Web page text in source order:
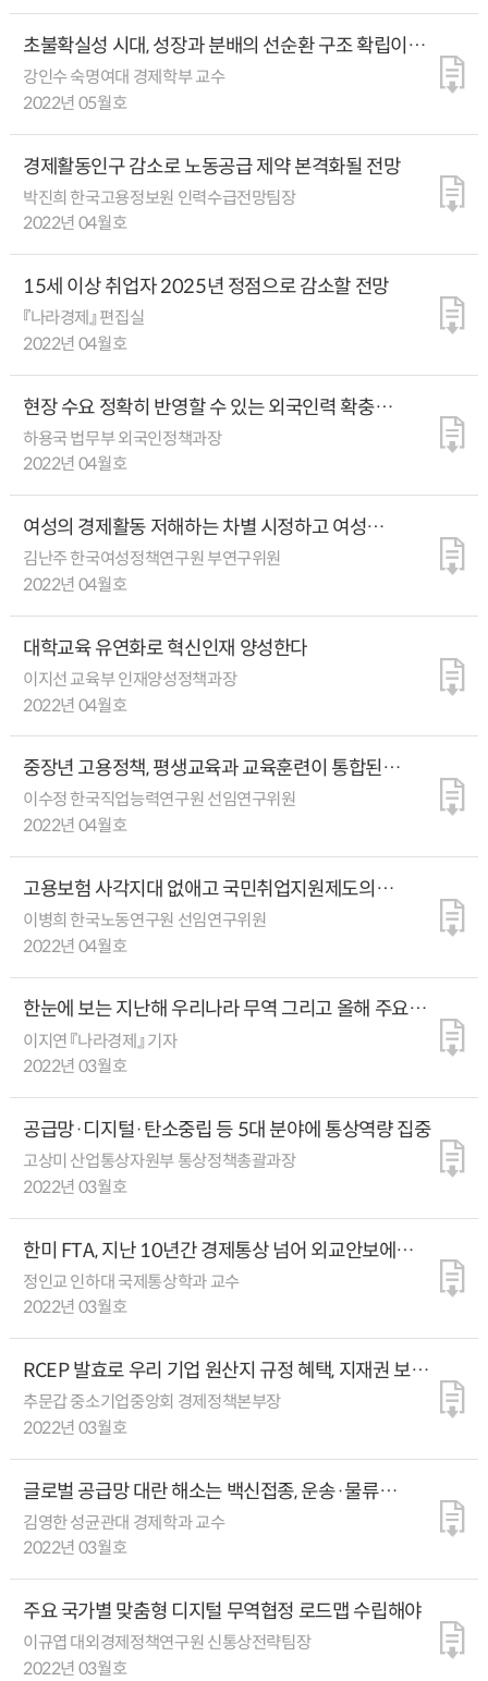
초불확실성 시대, 성장과 분배의 선순환 구조 확립이
필수다
강인수 숙명여대 경제학부 교수
2022년 05월호
경제활동인구 감소로 노동공급 제약 본격화될 전망
박진희 한국고용정보원 인력수급전망팀장
2022년 04월호
15세 이상 취업자 2025년 정점으로 감소할 전망
『나라경제』 편집실
2022년 04월호
현장 수요 정확히 반영할 수 있는 외국인력 확충
체제로의 전환 필요
하용국 법무부 외국인정책과장
2022년 04월호
여성의 경제활동 저해하는 차별 시정하고 여성
경력단절 예방책 효과적으로 추진해야
김난주 한국여성정책연구원 부연구위원
2022년 04월호
대학교육 유연화로 혁신인재 양성한다
이지선 교육부 인재양성정책과장
2022년 04월호
중장년 고용정책, 평생교육과 교육훈련이 통합된
평생직업교육훈련에 주력해야
이수정 한국직업능력연구원 선임연구위원
2022년 04월호
고용보험 사각지대 없애고 국민취업지원제도의
고용안전망 역할 강화해야
이병희 한국노동연구원 선임연구위원
2022년 04월호
한눈에 보는 지난해 우리나라 무역 그리고 올해 주요
통상 이슈
이지연 『나라경제』 기자
2022년 03월호
공급망·디지털·탄소중립 등 5대 분야에 통상역량 집중
고상미 산업통상자원부 통상정책총괄과장
2022년 03월호
한미 FTA, 지난 10년간 경제통상 넘어 외교안보에도
큰 역할
정인교 인하대 국제통상학과 교수
2022년 03월호
RCEP 발효로 우리 기업 원산지 규정 혜택, 지재권 보호
강화 기대
추문갑 중소기업중앙회 경제정책본부장
2022년 03월호
글로벌 공급망 대란 해소는 백신접종, 운송·물류
정상화 등에 달려
김영한 성균관대 경제학과 교수
2022년 03월호
주요 국가별 맞춤형 디지털 무역협정 로드맵 수립해야
이규엽 대외경제정책연구원 신통상전략팀장
2022년 03월호